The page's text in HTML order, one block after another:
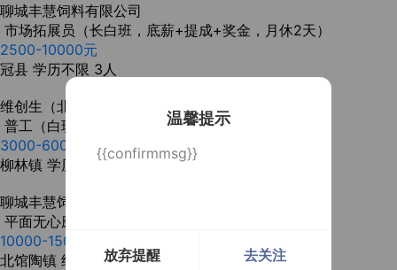
聊城丰慧饲料有限公司
市场拓展员（长白班，底薪+提成+奖金，月休2天）
2500-10000元
冠县 学历不限 3人
维创生（北京）生物科技有限公司
普工（白班，满一年交五险，柳林镇附近）
3000-6000元
柳林镇 学历不限 2人
聊城丰慧饲料有限公司
平面无心磨老师（普工，长白班，北馆陶附近！！）
10000-15000元
北馆陶镇 经验不限 学历不限
温馨提示
{{confirmmsg}}
放弃提醒 去关注